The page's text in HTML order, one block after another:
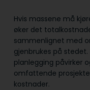
Hvis massene må
øker det
sammenlignet med
gjenbrukes på
planlegging påvirker
omfattende
kostnader.